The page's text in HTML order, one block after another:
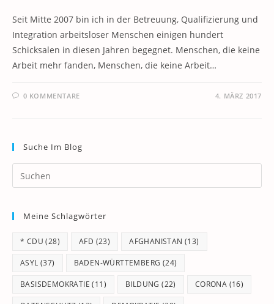
Seit Mitte 2007 bin ich in der Betreuung, Qualifizierung und
Integration arbeitsloser Menschen einigen hundert
Schicksalen in diesen Jahren begegnet. Menschen, die keine
Arbeit mehr fanden, Menschen, die keine Arbeit…
0 KOMMENTARE 4. MÄRZ 2017
Suche Im Blog
Meine Schlagwörter
* CDU (28) AFD (23) AFGHANISTAN (13)
ASYL (37) BADEN-WÜRTTEMBERG (24)
BASISDEMOKRATIE (11) BILDUNG (22) CORONA (16)